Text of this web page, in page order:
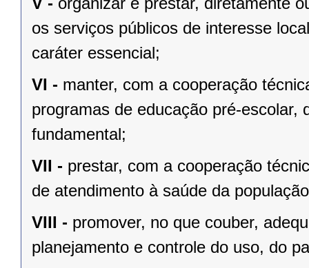
os serviços públicos de interesse
caráter essencial;
VI - manter, com a cooperação
programas de educação pré-escolar,
fundamental;
VII - prestar, com a cooperação
de atendimento à saúde da
VIII - promover, no que couber,
planejamento e controle do uso, do